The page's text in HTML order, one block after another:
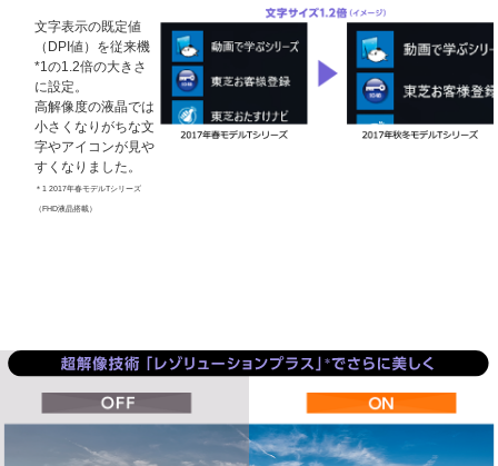
文字表示の既定値
（DPI値）を従来機
*1の1.2倍の大きさ
に設定。
高解像度の液晶では
小さくなりがちな文
字やアイコンが見や
すくなりました。
＊1 2017年春モデルTシリーズ
（FHD液晶搭載）